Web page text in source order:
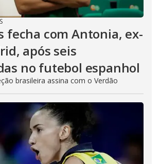
fecha com Antonia, ex-
após seis
no futebol espanhol
brasileira assina com o Verdão